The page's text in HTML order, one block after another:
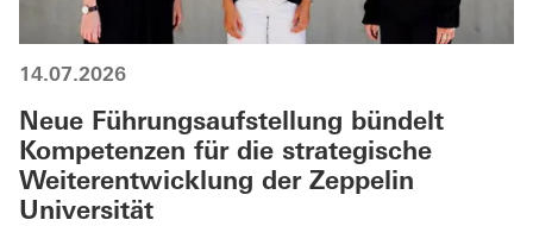
14.07.2026
Neue Führungsaufstellung bündelt
Kompetenzen für die strategische
Weiterentwicklung der Zeppelin
Universität